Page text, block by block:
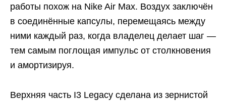
работы похож на Nike Air Max. Воздух заключён
в соединённые капсулы, перемещаясь между
ними каждый раз, когда владелец делает шаг —
тем самым поглощая импульс от столкновения
и амортизируя.
Верхняя часть I3 Legacy сделана из зернистой